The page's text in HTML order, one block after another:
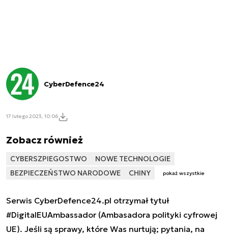
CyberDefence24
17 lutego 2023, 10:06
Zobacz również
CYBERSZPIEGOSTWO
NOWE TECHNOLOGIE
BEZPIECZEŃSTWO NARODOWE
CHINY pokaż wszystkie
Serwis CyberDefence24.pl otrzymał tytuł
#DigitalEUAmbassador (Ambasadora polityki cyfrowej
UE). Jeśli są sprawy, które Was nurtują; pytania, na